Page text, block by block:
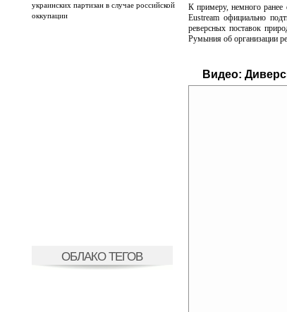
украинских партизан в случае российской
оккупации
ОБЛАКО ТЕГОВ
К примеру, немного ранее
Eustream официально
реверсных поставок
Румыния об организации
Видео: